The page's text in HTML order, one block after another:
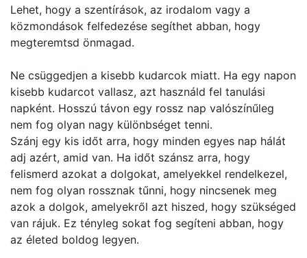
Lehet, hogy a szentírások, az irodalom vagy a
közmondások felfedezése segíthet abban, hogy
megteremtsd önmagad.
Ne csüggedjen a kisebb kudarcok miatt. Ha egy napon
kisebb kudarcot vallasz, azt használd fel tanulási
napként. Hosszú távon egy rossz nap valószínűleg
nem fog olyan nagy különbséget tenni.
Szánj egy kis időt arra, hogy minden egyes nap hálát
adj azért, amid van. Ha időt szánsz arra, hogy
felismerd azokat a dolgokat, amelyekkel rendelkezel,
nem fog olyan rossznak tűnni, hogy nincsenek meg
azok a dolgok, amelyekről azt hiszed, hogy szükséged
van rájuk. Ez tényleg sokat fog segíteni abban, hogy
az életed boldog legyen.